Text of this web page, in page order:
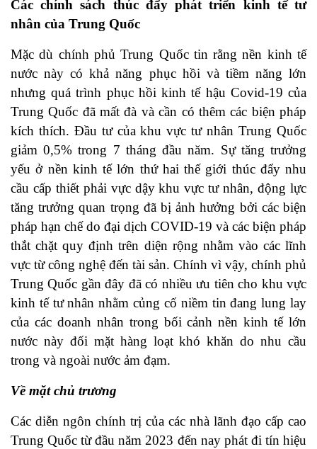
Các chính sách thúc đẩy phát triển kinh tế tư
nhân của Trung Quốc
Mặc dù chính phủ Trung Quốc tin rằng nền kinh tế
nước này có khả năng phục hồi và tiềm năng lớn
nhưng quá trình phục hồi kinh tế hậu Covid-19 của
Trung Quốc đã mất đà và cần có thêm các biện pháp
kích thích. Đầu tư của khu vực tư nhân Trung Quốc
giảm 0,5% trong 7 tháng đầu năm. Sự tăng trưởng
yếu ở nền kinh tế lớn thứ hai thế giới thúc đẩy nhu
cầu cấp thiết phải vực dậy khu vực tư nhân, động lực
tăng trưởng quan trọng đã bị ảnh hưởng bởi các biện
pháp hạn chế do đại dịch COVID-19 và các biện pháp
thắt chặt quy định trên diện rộng nhằm vào các lĩnh
vực từ công nghệ đến tài sản. Chính vì vậy, chính phủ
Trung Quốc gần đây đã có nhiều ưu tiên cho khu vực
kinh tế tư nhân nhằm củng cố niềm tin đang lung lay
của các doanh nhân trong bối cảnh nền kinh tế lớn
nước này đối mặt hàng loạt khó khăn do nhu cầu
trong và ngoài nước ảm đạm.
Về mặt chủ trương
Các diễn ngôn chính trị của các nhà lãnh đạo cấp cao
Trung Quốc từ đầu năm 2023 đến nay phát đi tín hiệu